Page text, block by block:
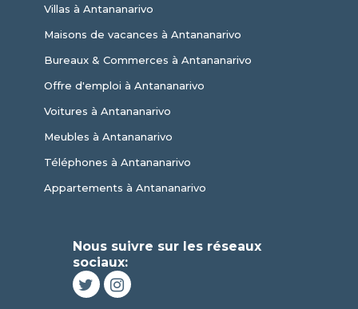
Villas à Antananarivo
Maisons de vacances à Antananarivo
Bureaux & Commerces à Antananarivo
Offre d'emploi à Antananarivo
Voitures à Antananarivo
Meubles à Antananarivo
Téléphones à Antananarivo
Appartements à Antananarivo
Nous suivre sur les réseaux
sociaux: